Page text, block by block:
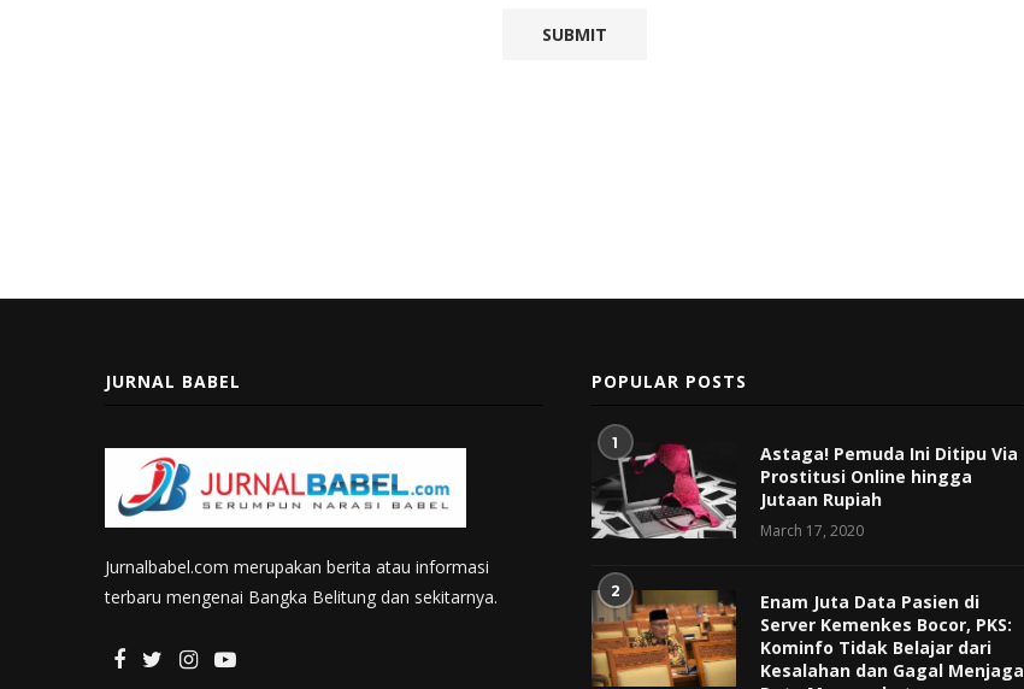
JURNAL BABEL
Jurnalbabel.com merupakan berita atau informasi
terbaru mengenai Bangka Belitung dan sekitarnya.
POPULAR POSTS
1
Astaga! Pemuda Ini Ditipu Via
Prostitusi Online hingga
Jutaan Rupiah
March 17, 2020
2
Enam Juta Data Pasien di
Server Kemenkes Bocor, PKS:
Kominfo Tidak Belajar dari
Kesalahan dan Gagal Menjaga